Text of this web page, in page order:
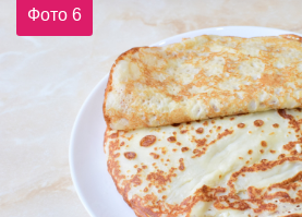
Фото 6